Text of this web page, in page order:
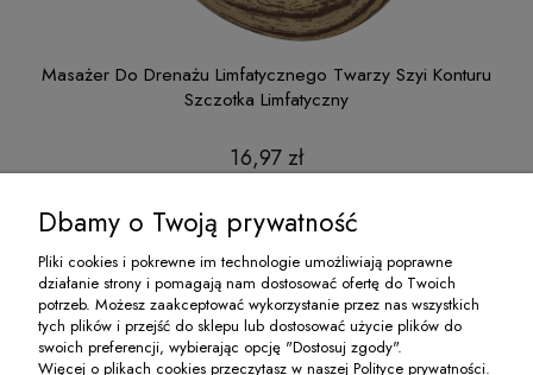
Masażer Do Drenażu Limfatycznego Twarzy Szyi Konturu
Szczotka Limfatyczny
16,97 zł
O NAS
MOJE KONTO
Dbamy o Twoją prywatność
Pliki cookies i pokrewne im technologie umożliwiają poprawne
działanie strony i pomagają nam dostosować ofertę do Twoich
potrzeb. Możesz zaakceptować wykorzystanie przez nas wszystkich
tych plików i przejść do sklepu lub dostosować użycie plików do
swoich preferencji, wybierając opcję "Dostosuj zgody".
Więcej o plikach cookies przeczytasz w naszej Polityce prywatności.